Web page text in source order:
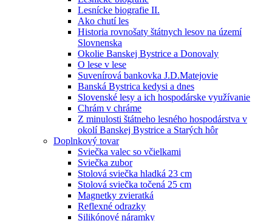
Lesnícke biografie II.
Ako chutí les
Historia rovnošaty štátnych lesov na území
Slovnenska
Okolie Banskej Bystrice a Donovaly
O lese v lese
Suvenírová bankovka J.D.Matejovie
Banská Bystrica kedysi a dnes
Slovenské lesy a ich hospodárske využívanie
Chrám v chráme
Z minulosti štátneho lesného hospodárstva v
okolí Banskej Bystrice a Starých hôr
Doplnkový tovar
Sviečka valec so včielkami
Sviečka zubor
Stolová sviečka hladká 23 cm
Stolová sviečka točená 25 cm
Magnetky zvieratká
Reflexné odrazky
Silikónové náramky